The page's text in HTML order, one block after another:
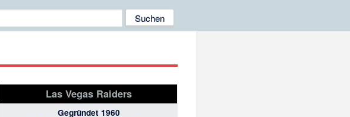
Las Vegas Raiders
Gegründet 1960